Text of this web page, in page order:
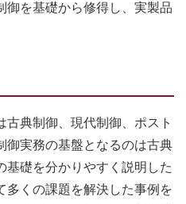
御を基礎から修得し、実製品
典制御、現代制御、ポスト
御実務の基盤となるのは古典
基礎を分かりやすく説明した
多くの課題を解決した事例を